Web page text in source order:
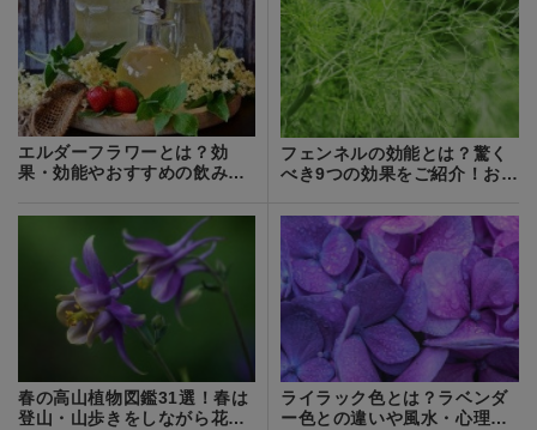
エルダーフラワーとは？効
果・効能やおすすめの飲み方
フェンネルの効能とは？驚く
べき9つの効果をご紹介！おす
春の高山植物図鑑31選！春は
登山・山歩きをしながら花を
ライラック色とは？ラベンダ
ー色との違いや風水・心理的